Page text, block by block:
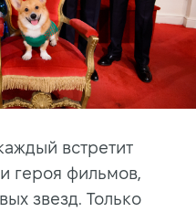
встретит
героя фильмов,
звезд. Только